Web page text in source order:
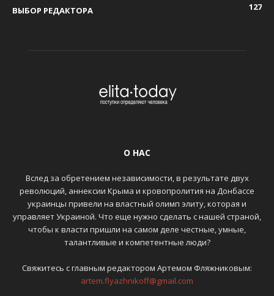
ВЫБОР РЕДАКТОРА
127
О НАС
Вслед за обретением независимости, в результате двух
революций, аннексии Крыма и кровопролития на Донбассе
украинцы привели на властный олимп элиту, которая и
управляет Украиной. Что еще нужно сделать с нашей страной,
чтобы к власти пришли на самом деле честные, умные,
талантливые и компетентные люди?
Свяжитесь с главным редактором Артемом Фляжниковым:
artem.flyazhnikoff@gmail.com